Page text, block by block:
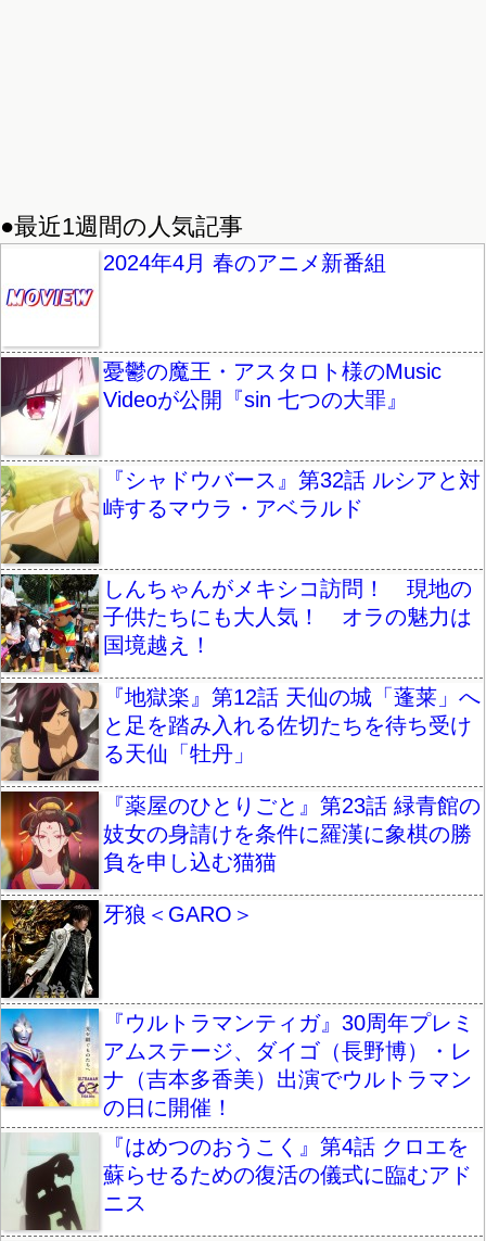
●最近1週間の人気記事
2024年4月 春のアニメ新番組
憂鬱の魔王・アスタロト様のMusic
Videoが公開『sin 七つの大罪』
『シャドウバース』第32話 ルシアと対
峙するマウラ・アベラルド
しんちゃんがメキシコ訪問！ 現地の
子供たちにも大人気！ オラの魅力は
国境越え！
『地獄楽』第12話 天仙の城「蓬莱」へ
と足を踏み入れる佐切たちを待ち受け
る天仙「牡丹」
『薬屋のひとりごと』第23話 緑青館の
妓女の身請けを条件に羅漢に象棋の勝
負を申し込む猫猫
牙狼＜GARO＞
『ウルトラマンティガ』30周年プレミ
アムステージ、ダイゴ（長野博）・レ
ナ（吉本多香美）出演でウルトラマン
の日に開催！
『はめつのおうこく』第4話 クロエを
蘇らせるための復活の儀式に臨むアド
ニス